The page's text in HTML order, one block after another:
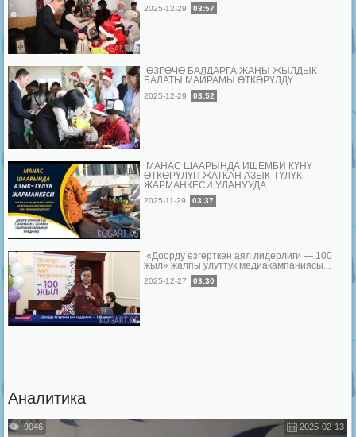
2025-12-29 03:57
ӨЗГӨЧӨ БАЛДАРГА ЖАҢЫ ЖЫЛДЫК
БАЛАТЫ МАЙРАМЫ ӨТКӨРҮЛДҮ
2025-12-29 03:52
МАНАС ШААРЫНДА ИШЕМБИ КҮНҮ
ӨТКӨРҮЛҮП ЖАТКАН АЗЫК-ТҮЛҮК
ЖАРМАНКЕСИ УЛАНУУДА
2025-11-29 03:37
«Доорду өзгөрткөн аял лидерлиги — 100
жыл» жалпы улуттук медиакампаниясы...
2025-12-27 03:30
Аналитика
2025-02-13
9046